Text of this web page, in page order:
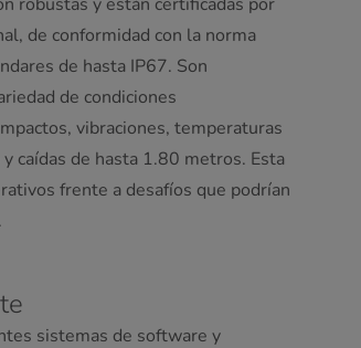
de conformidad con la norma
de hasta IP67. Son
de condiciones
vibraciones, temperaturas
caídas de hasta 1.80 metros. Esta
frente a desafíos que podrían
sistemas de software y